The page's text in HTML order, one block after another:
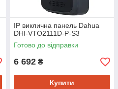
IP виклична панель Dahua
DHI-VTO2111D-P-S3
Готово до відправки
6 692 ₴
Купити